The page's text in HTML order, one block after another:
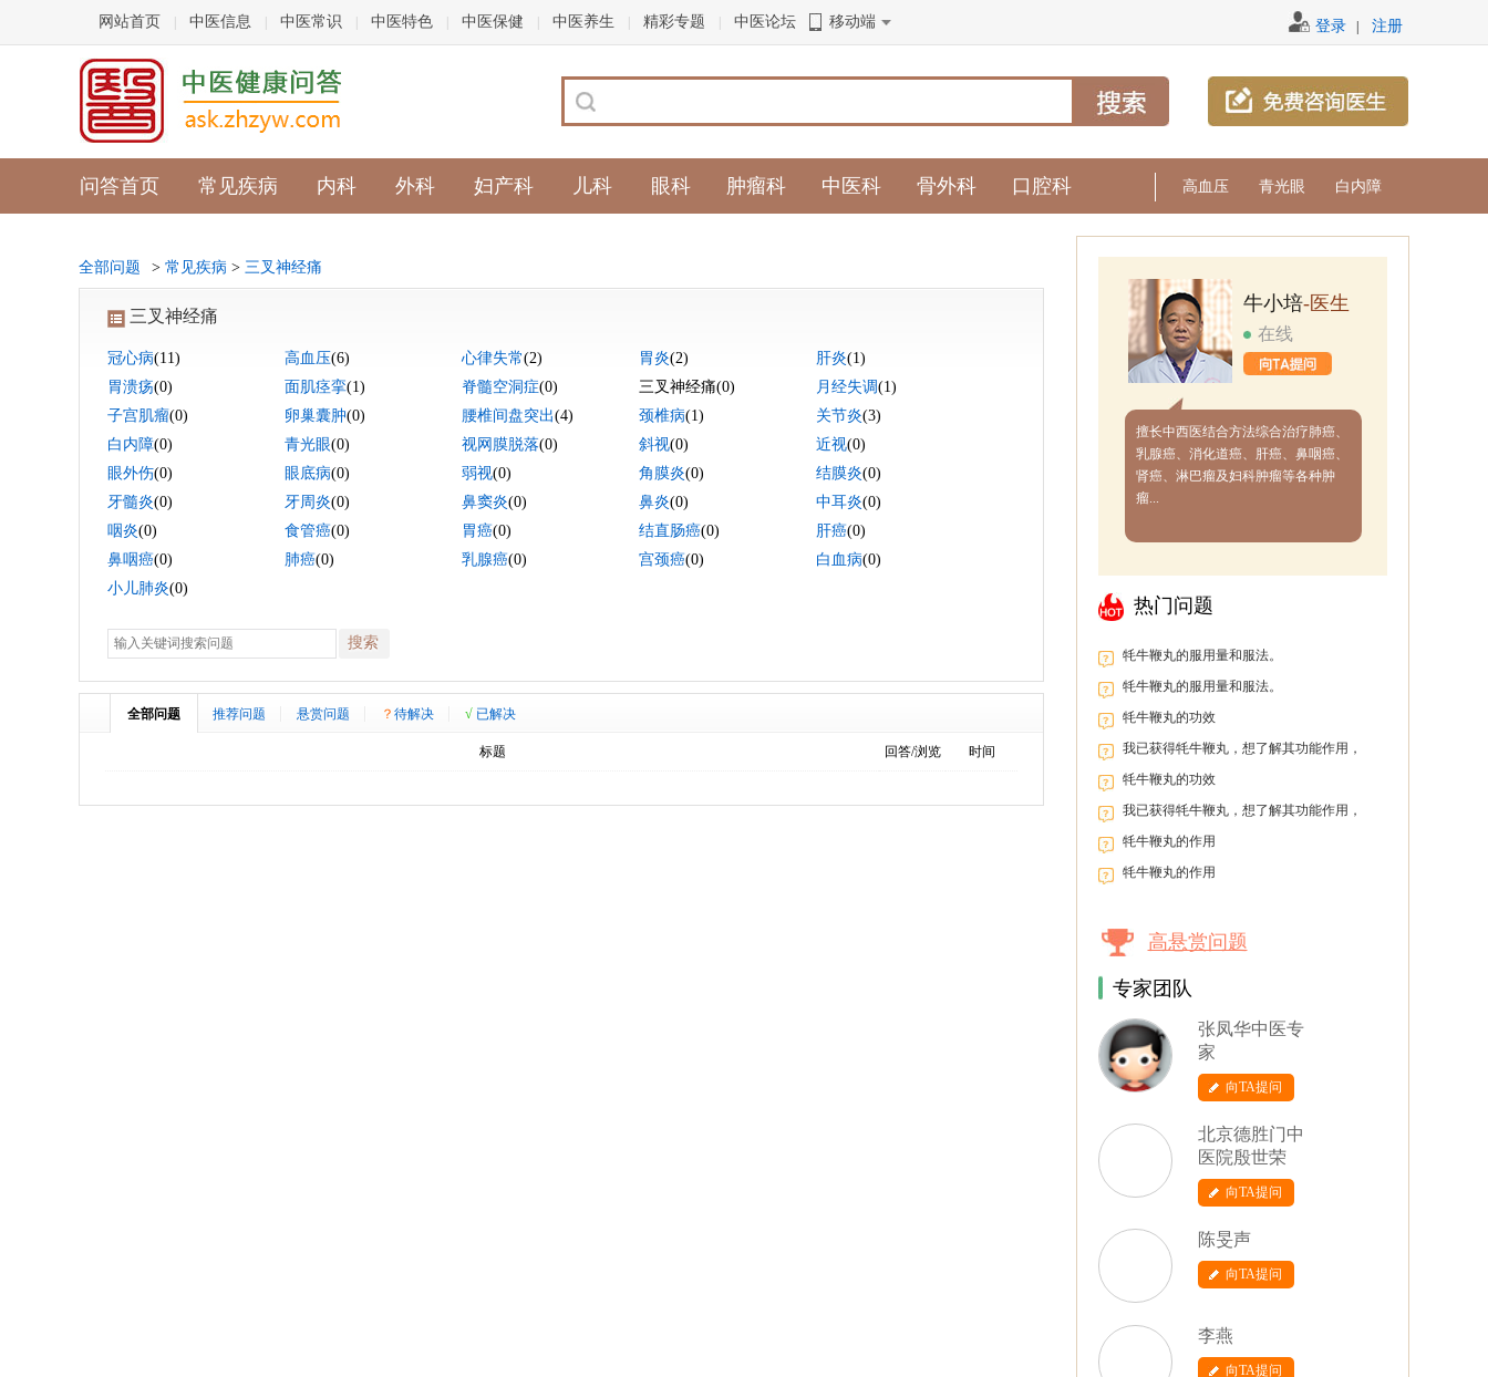
网站首页 中医信息 中医常识 中医特色 中医保健 中医养生 精彩专题 中医论坛 移动端 登录 注册
问答首页 常见疾病 内科 外科 妇产科 儿科 眼科 肿瘤科 中医科 骨外科 口腔科 高血压 青光眼 白内障
全部问题 > 常见疾病 > 三叉神经痛
三叉神经痛
冠心病(11) 高血压(6) 心律失常(2) 胃炎(2) 肝炎(1)
胃溃疡(0) 面肌痉挛(1) 脊髓空洞症(0) 三叉神经痛(0) 月经失调(1)
子宫肌瘤(0) 卵巢囊肿(0) 腰椎间盘突出(4) 颈椎病(1) 关节炎(3)
白内障(0) 青光眼(0) 视网膜脱落(0) 斜视(0) 近视(0)
眼外伤(0) 眼底病(0) 弱视(0) 角膜炎(0) 结膜炎(0)
牙髓炎(0) 牙周炎(0) 鼻窦炎(0) 鼻炎(0) 中耳炎(0)
咽炎(0) 食管癌(0) 胃癌(0) 结直肠癌(0) 肝癌(0)
鼻咽癌(0) 肺癌(0) 乳腺癌(0) 宫颈癌(0) 白血病(0)
小儿肺炎(0)
搜索
全部问题 推荐问题 悬赏问题 ？ 待解决 √ 已解决
标题 回答/浏览 时间
牛小培-医生
在线
擅长中西医结合方法综合治疗肺癌、
乳腺癌、消化道癌、肝癌、鼻咽癌、
肾癌、淋巴瘤及妇科肿瘤等各种肿
瘤...
热门问题
牦牛鞭丸的服用量和服法。
牦牛鞭丸的服用量和服法。
牦牛鞭丸的功效
我已获得牦牛鞭丸，想了解其功能作用，
以便盲目服用。
牦牛鞭丸的功效
我已获得牦牛鞭丸，想了解其功能作用，
以便盲目服用。
牦牛鞭丸的作用
牦牛鞭丸的作用
高悬赏问题
专家团队
张凤华中医专
家
向TA提问
北京德胜门中
医院殷世荣
向TA提问
陈旻声
向TA提问
李燕
向TA提问